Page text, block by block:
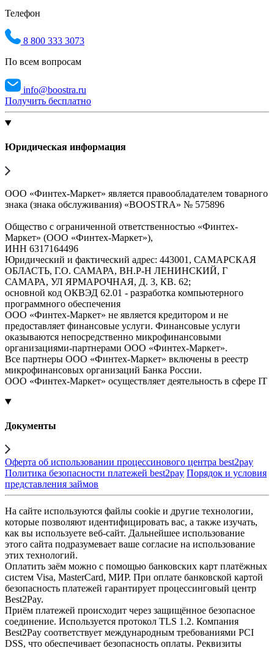
Телефон
8 800 333 3073
По всем вопросам
info@boostra.ru
Получить бесплатно
Юридическая информация
ООО «Финтех-Маркет» является правообладателем товарного
знака (знака обслуживания) «BOOSTRA» № 575896
Общество с ограниченной ответственностью «Финтех-
Маркет» (ООО «Финтех-Маркет»),
ИНН 6317164496
Юридический и фактический адрес: 443001, САМАРСКАЯ
ОБЛАСТЬ, Г.О. САМАРА, ВН.Р-Н ЛЕНИНСКИЙ, Г
САМАРА, УЛ ЯРМАРОЧНАЯ, Д. 3, КВ. 62;
основной код ОКВЭД 62.01 - разработка компьютерного
программного обеспечения
ООО «Финтех-Маркет» не является кредитором и не
предоставляет финансовые услуги. Финансовые услуги
оказываются непосредственно микрофинансовыми
организациями-партнерами ООО «Финтех-Маркет».
Все партнеры ООО «Финтех-Маркет» включены в реестр
микрофинансовых организаций Банка России.
ООО «Финтех-Маркет» осуществляет деятельность в сфере IT
Документы
Оферта об использовании процессинового центра best2pay
Политика безопасности платежей best2pay Порядок и условия
представления займов
На сайте используются файлы cookie и другие технологии,
которые позволяют идентифицировать вас, а также изучать,
как вы используете веб-сайт. Дальнейшее использование
этого сайта подразумевает ваше согласие на использование
этих технологий.
Оплатить заём можно с помощью банковских карт платёжных
систем Visa, MasterCard, МИР. При оплате банковской картой
безопасность платежей гарантирует процессинговый центр
Best2Pay.
Приём платежей происходит через защищённое безопасное
соединение. Используется протокол TLS 1.2. Компания
Best2Pay соответствует международным требованиями PCI
DSS, что обеспечивает безопасность оплаты. Реквизиты